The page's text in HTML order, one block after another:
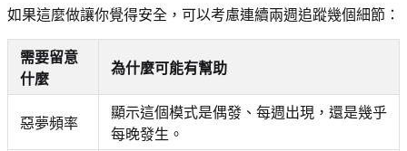
如果這麼做讓你覺得安全，可以考慮連續兩週追蹤幾個細節：
需要留意
什麼
為什麼可能有幫助
惡夢頻率
顯示這個模式是偶發、每週出現，還是幾乎
每晚發生。